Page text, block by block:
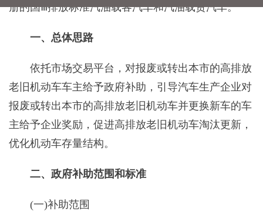
册的国Ⅲ排放标准汽油载客汽车和汽油载货汽车。
一、总体思路
依托市场交易平台，对报废或转出本市的高排放
老旧机动车车主给予政府补助，引导汽车生产企业对
报废或转出本市的高排放老旧机动车并更换新车的车
主给予企业奖励，促进高排放老旧机动车淘汰更新，
优化机动车存量结构。
二、政府补助范围和标准
(一)补助范围